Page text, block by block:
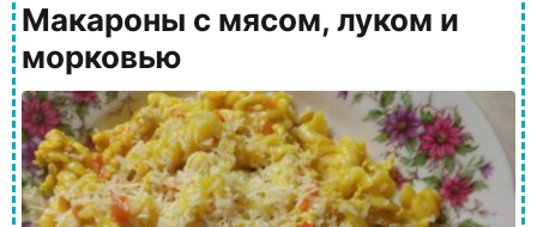
Макароны с мясом, луком и
морковью